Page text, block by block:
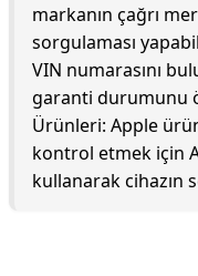
markanın çağrı
sorgulaması
VIN numarasını
garanti durumunu
Ürünleri: Apple
kontrol etmek için
kullanarak cihazın